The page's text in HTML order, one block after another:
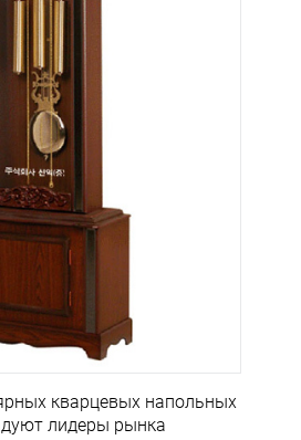
кварцевых напольных
лидеры рынка